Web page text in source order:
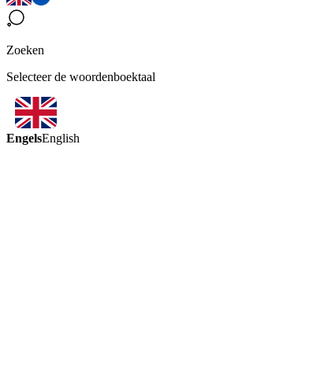
Zoeken
Selecteer de woordenboektaal
EngelsEnglish